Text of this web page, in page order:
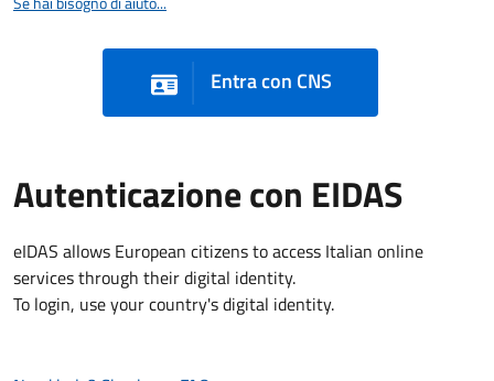
Entra con CNS
Autenticazione con EIDAS
eIDAS allows European citizens to access Italian online
services through their digital identity.
To login, use your country's digital identity.